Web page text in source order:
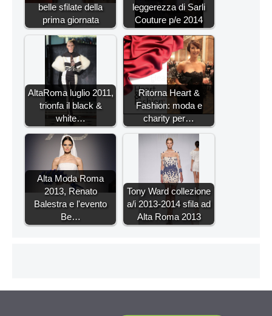
belle sfilate della
prima giornata
leggerezza di Sarli
Couture p/e 2014
AltaRoma luglio 2011,
trionfa il black &
white…
Ritorna Heart &
Fashion: moda e
charity per…
Alta Moda Roma
2013, Renato
Balestra e l'evento
Be…
Tony Ward collezione
a/i 2013-2014 sfila ad
Alta Roma 2013